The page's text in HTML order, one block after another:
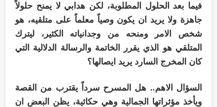
فيما بعد الحلول المطلوبة، لكن هدابي لا يمنح حلولاً
جاهزة ولا يريد ان يكون وصياً معلماً على متلقيه، هو
شخص الامر ومنحه من وجدانياته الكثير، ليترك
المتلقي هو الذي يقرر الخاتمة والرسالة الدلالية التي
كان المخرج السارد يريد ايصالها؟
السؤال الاهم.. هل المسرح سرداً يقترب من القصة
ويأخذ مؤثراتها الجمالية وهي حكائية، يظن البعض ان